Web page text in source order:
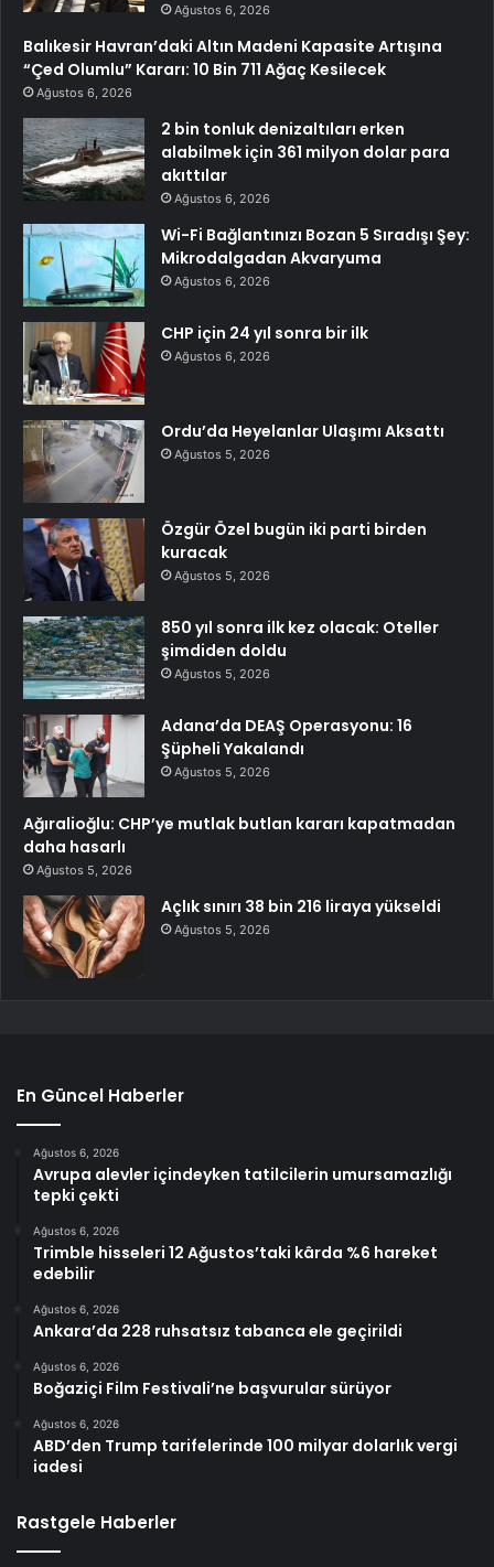
Ağustos 6, 2026
Balıkesir Havran’daki Altın Madeni Kapasite Artışına
“Çed Olumlu” Kararı: 10 Bin 711 Ağaç Kesilecek
Ağustos 6, 2026
2 bin tonluk denizaltıları erken
alabilmek için 361 milyon dolar para
akıttılar
Ağustos 6, 2026
Wi-Fi Bağlantınızı Bozan 5 Sıradışı Şey:
Mikrodalgadan Akvaryuma
Ağustos 6, 2026
CHP için 24 yıl sonra bir ilk
Ağustos 6, 2026
Ordu’da Heyelanlar Ulaşımı Aksattı
Ağustos 5, 2026
Özgür Özel bugün iki parti birden
kuracak
Ağustos 5, 2026
850 yıl sonra ilk kez olacak: Oteller
şimdiden doldu
Ağustos 5, 2026
Adana’da DEAŞ Operasyonu: 16
Şüpheli Yakalandı
Ağustos 5, 2026
Ağıralioğlu: CHP’ye mutlak butlan kararı kapatmadan
daha hasarlı
Ağustos 5, 2026
Açlık sınırı 38 bin 216 liraya yükseldi
Ağustos 5, 2026
En Güncel Haberler
Ağustos 6, 2026
Avrupa alevler içindeyken tatilcilerin umursamazlığı
tepki çekti
Ağustos 6, 2026
Trimble hisseleri 12 Ağustos’taki kârda %6 hareket
edebilir
Ağustos 6, 2026
Ankara’da 228 ruhsatsız tabanca ele geçirildi
Ağustos 6, 2026
Boğaziçi Film Festivali’ne başvurular sürüyor
Ağustos 6, 2026
ABD’den Trump tarifelerinde 100 milyar dolarlık vergi
iadesi
Rastgele Haberler